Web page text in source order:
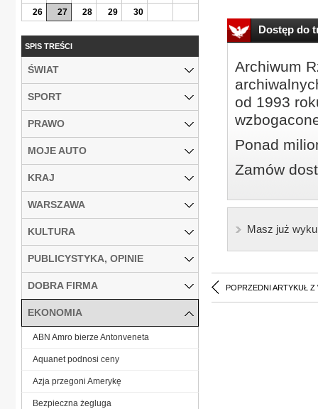
Dostęp do
Archiwum
od 1993
Ponad
Zamów
Masz już
POPRZEDNI ARTYKUŁ Z
26
27 28 29 30
SPIS TREŚCI
ŚWIAT
SPORT
PRAWO
MOJE AUTO
KRAJ
WARSZAWA
KULTURA
PUBLICYSTYKA, OPINIE
DOBRA FIRMA
EKONOMIA
ABN Amro bierze Antonveneta
Aquanet podnosi ceny
Azja przegoni Amerykę
Bezpieczna żegluga